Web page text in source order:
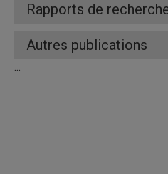
Rapports de
Autres publications
...